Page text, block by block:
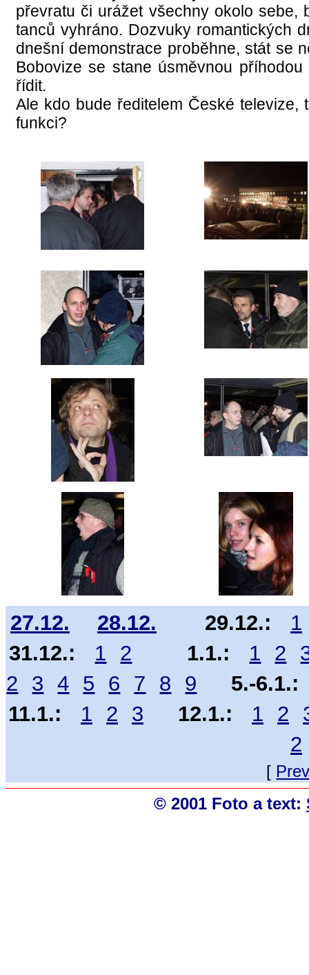
převratu či urážet všechny okolo
tanců vyhráno. Dozvuky romantických
dnešní demonstrace proběhne, stát se
Bobovize se stane úsměvnou
řídit.
Ale kdo bude ředitelem České
funkci?
27.12. 28.12. 29.12.:
1
31.12.:
1 2 1.1.: 1 2
2
3 4 5 6 7 8 9
5.-6.1.:
11.1.:
1 2 3 12.1.: 1 2
2
[
© 2001 Foto a text: